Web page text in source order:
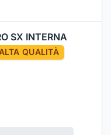
SX INTERNA
QUALITÀ